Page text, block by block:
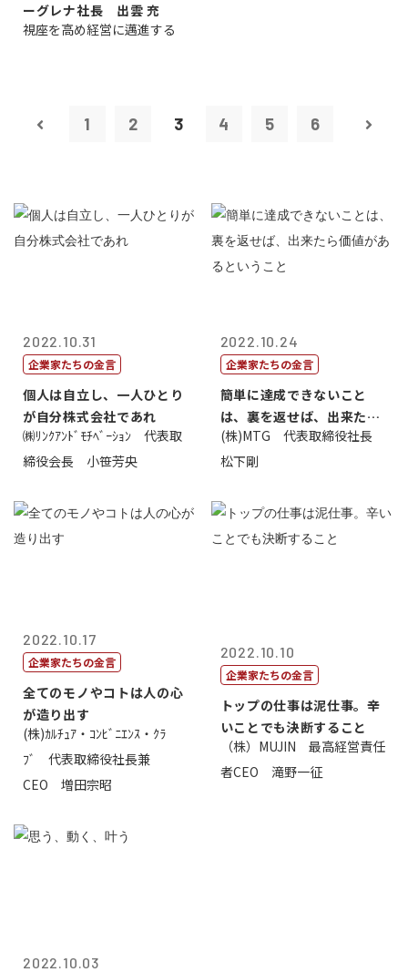
ーグレナ社長 出雲 充
視座を高め経営に邁進する
1 2 3 4 5 6
2022.10.31
企業家たちの金言
個人は自立し、一人ひとり
が自分株式会社であれ
㈱ﾘﾝｸｱﾝﾄﾞﾓﾁﾍﾞｰｼｮﾝ 代表取
締役会長 小笹芳央
2022.10.24
企業家たちの金言
簡単に達成できないこと
は、裏を返せば、出来たら
価値があるとい...
(株)MTG 代表取締役社長
松下剛
2022.10.17
企業家たちの金言
全てのモノやコトは人の心
が造り出す
(株)ｶﾙﾁｭｱ・ｺﾝﾋﾞﾆｴﾝｽ・ｸﾗ
ﾌﾞ 代表取締役社長兼
CEO 増田宗昭
2022.10.10
企業家たちの金言
トップの仕事は泥仕事。辛
いことでも決断すること
（株）MUJIN 最高経営責任
者CEO 滝野一征
2022.10.03